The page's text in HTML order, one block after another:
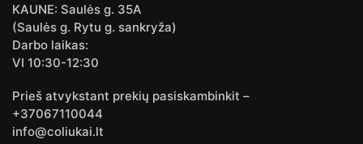
KAUNE: Saulės g. 35A
(Saulės g. Rytu g. sankryža)
Darbo laikas:
VI 10:30-12:30
Prieš atvykstant prekių pasiskambinkit –
+37067110044
info@coliukai.lt